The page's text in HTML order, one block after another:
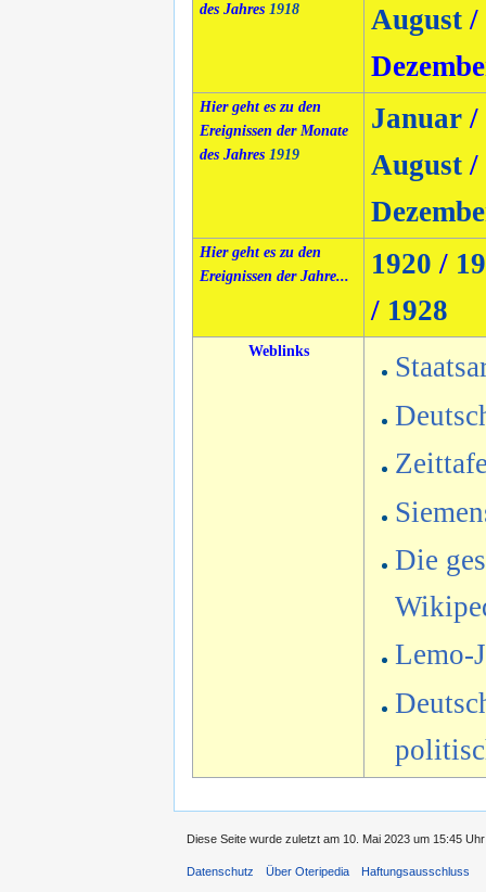
des Jahres 1918
August/
Hier geht es zu den
Ereignissen der Monate
des Jahres 1919
Januar/
August/
Hier geht es zu den
Ereignissen der Jahre...
1920 /
/ 1928
Weblinks
Die
Lemo-
Diese Seite wurde zuletzt am 10. Mai 2023 um 15:45
Datenschutz Über Oteripedia Haftungsausschluss